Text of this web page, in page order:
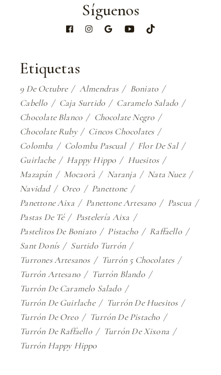
Síguenos
Etiquetas
9 De Octubre Almendras
Boniato
Cabello
Caja Surtido
Caramelo Salado
Chocolate Blanco
Chocolate Negro
Chocolate Ruby
Cincos Chocolates
Colomba
Colomba Pascual
Flor De Sal
Guirlache
Happy Hippo
Huesitos
Mazapán
Mocaorà Naranja
Nata Nuez
Navidad
Oreo
Panettone
Panettone Aixa
Panettone Artesano
Pascua
Pastas De Té
Pastelería Aixa
Pastelitos De Boniato
Pistacho
Raffaello
Sant Donís
Surtido Turrón
Turrones Artesanos
Turrón 5 Chocolates
Turrón Artesano
Turrón Blando
Turrón De Caramelo Salado
Turrón De Guirlache
Turrón De Huesitos
Turrón De Oreo
Turrón De Pistacho
Turrón De Raffaello
Turrón De Xixona
Turrón Happy Hippo